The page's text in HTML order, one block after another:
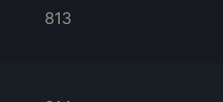
813